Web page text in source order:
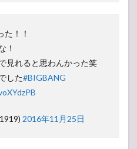
た！！
！
見れると思わんかった笑
した#BIGBANG
2016年11月25日